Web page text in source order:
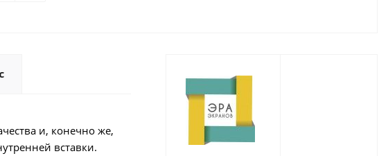
и, конечно же,
вставки.